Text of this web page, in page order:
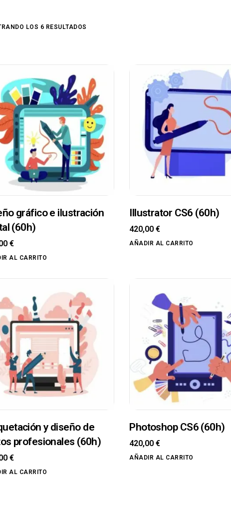
LOS 6 RESULTADOS
gráfico e ilustración
(60h)
€
AL CARRITO
Illustrator CS6 (60h)
420,00€
AÑADIR AL CARRITO
y diseño de
profesionales (60h)
€
AL CARRITO
Photoshop CS6 (60h)
420,00€
AÑADIR AL CARRITO